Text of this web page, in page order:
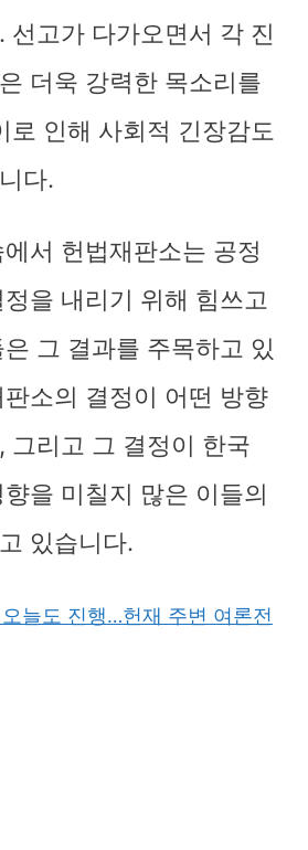
선고가 다가오면서 각 진
더욱 강력한 목소리를
로 인해 사회적 긴장감도
다.
서 헌법재판소는 공정
을 내리기 위해 힘쓰고
그 결과를 주목하고 있
소의 결정이 어떤 방향
그리고 그 결정이 한국
을 미칠지 많은 이들의
있습니다.
늘도 진행…헌재 주변 여론전